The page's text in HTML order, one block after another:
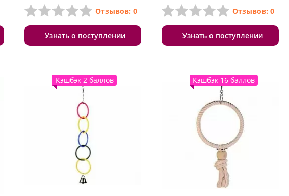
Отзывов: 0
Узнать о поступлении
Отзывов: 0
Узнать о поступлении
Кэшбэк 2 баллов Кэшбэк 16 баллов